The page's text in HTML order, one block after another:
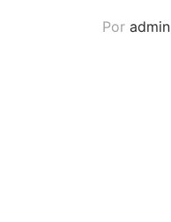
Por admin